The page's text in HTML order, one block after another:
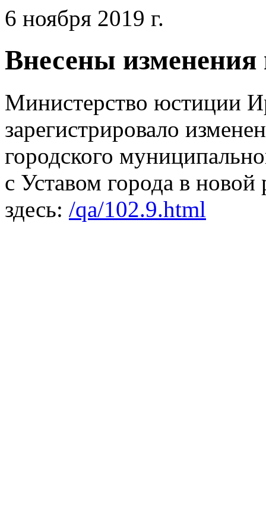
6 ноября 2019 г.
Внесены
Министерство юстиции
зарегистрировало
городского
с Уставом города в
здесь: /qa/102.9.html